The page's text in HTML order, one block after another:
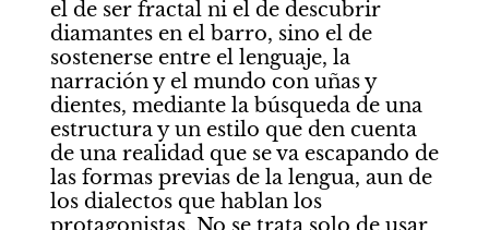
el de ser fractal ni el de descubrir
diamantes en el barro, sino el de
sostenerse entre el lenguaje, la
narración y el mundo con uñas y
dientes, mediante la búsqueda de una
estructura y un estilo que den cuenta
de una realidad que se va escapando de
las formas previas de la lengua, aun de
los dialectos que hablan los